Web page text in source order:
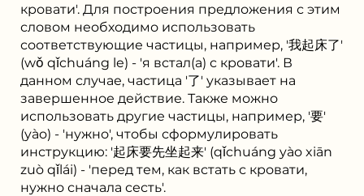
кровати'. Для построения предложения с этим
словом необходимо использовать
соответствующие частицы, например, '我起床了'
(wǒ qǐchuáng le) - 'я встал(а) с кровати'. В
данном случае, частица '了' указывает на
завершенное действие. Также можно
использовать другие частицы, например, '要'
(yào) - 'нужно', чтобы сформулировать
инструкцию: '起床要先坐起来' (qǐchuáng yào xiān
zuò qǐlái) - 'перед тем, как встать с кровати,
нужно сначала сесть'.